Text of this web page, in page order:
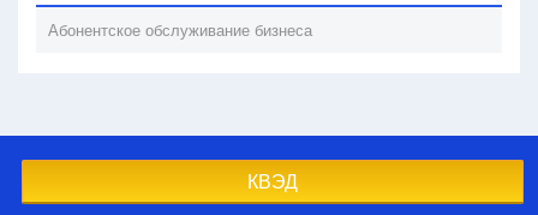
Абонентское обслуживание бизнеса
КВЭД